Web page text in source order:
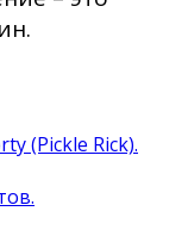
(Pickle Rick).